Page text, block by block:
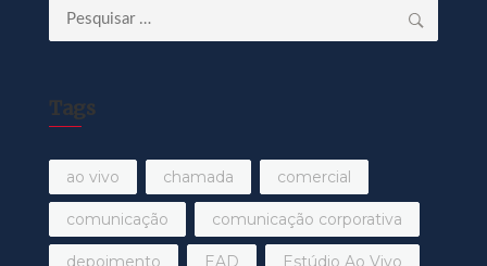
Pesquisar
por:
Tags
ao vivo chamada comercial
comunicação comunicação corporativa
depoimento EAD Estúdio Ao Vivo